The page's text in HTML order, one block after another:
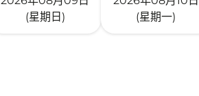
(星期日)
(星期一)